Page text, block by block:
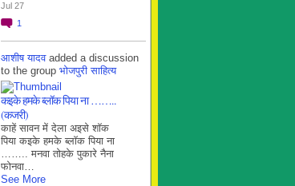
Jul 27
1
आशीष यादवadded a discussion
to the group भोजपुरी साहित्य
कइके हमके ब्लाॅक पिया ना ……..
(कजरी)
काहें सावन में देला अइसे शॉक
पिया कइके हमके ब्लाॅक पिया ना
…….. मनवा तोहके पुकारे नैना
फोनवा…
See More